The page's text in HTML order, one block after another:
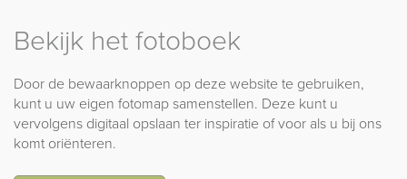
Bekijk het fotoboek
Door de bewaarknoppen op deze website te gebruiken,
kunt u uw eigen fotomap samenstellen. Deze kunt u
vervolgens digitaal opslaan ter inspiratie of voor als u bij ons
komt oriënteren.